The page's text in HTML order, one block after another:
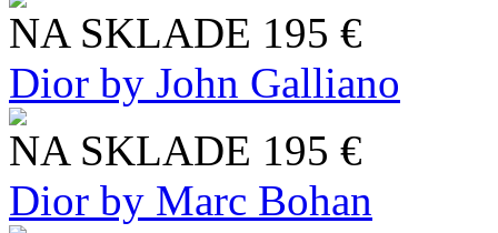
NA SKLADE 195 €
Dior by John Galliano
NA SKLADE 195 €
Dior by Marc Bohan